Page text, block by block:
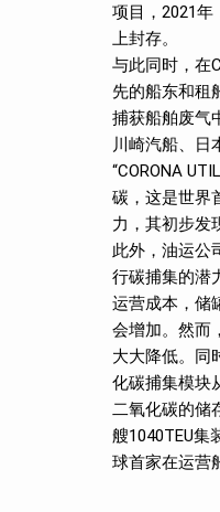
项目，2021年
上封存。
与此同时，在
先的船东和租
捕获船舶废气
川崎汽船、日
“CORONA
碳，这是世界
力，其初步发
此外，油运公
行碳捕集的潜
运营成本，储
会增加。然而
大大降低。同
化碳捕集模块
二氧化碳的储
艘1040TEU集
球首家在运营